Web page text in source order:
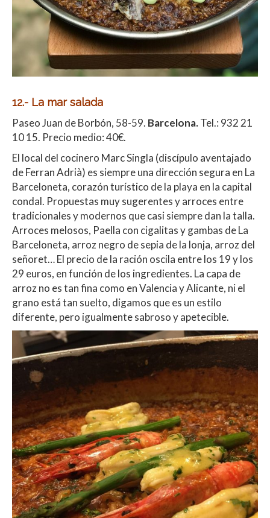
12.- La mar salada
Paseo Juan de Borbón, 58-59. Barcelona.Tel.: 932 21
10 15. Precio medio: 40€.
El local del cocinero Marc Singla (discípulo aventajado
de Ferran Adrià) es siempre una dirección segura en La
Barceloneta, corazón turístico de la playa en la capital
condal. Propuestas muy sugerentes y arroces entre
tradicionales y modernos que casi siempre dan la talla.
Arroces melosos, Paella con cigalitas y gambas de La
Barceloneta, arroz negro de sepia de la lonja, arroz del
señoret… El precio de la ración oscila entre los 19 y los
29 euros, en función de los ingredientes. La capa de
arroz no es tan fina como en Valencia y Alicante, ni el
grano está tan suelto, digamos que es un estilo
diferente, pero igualmente sabroso y apetecible.